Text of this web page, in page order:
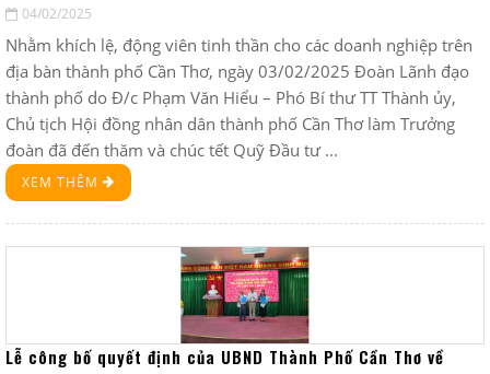
04/02/2025
Nhằm khích lệ, động viên tinh thần cho các doanh nghiệp trên
địa bàn thành phố Cần Thơ, ngày 03/02/2025 Đoàn Lãnh đạo
thành phố do Đ/c Phạm Văn Hiểu – Phó Bí thư TT Thành ủy,
Chủ tịch Hội đồng nhân dân thành phố Cần Thơ làm Trưởng
đoàn đã đến thăm và chúc tết Quỹ Đầu tư ...
XEM THÊM
Lễ công bố quyết định của UBND Thành Phố Cần Thơ về